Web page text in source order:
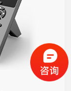
集成PoE
动/自动）
线控耳麦
&网络会议
音编解...
IPv6协议